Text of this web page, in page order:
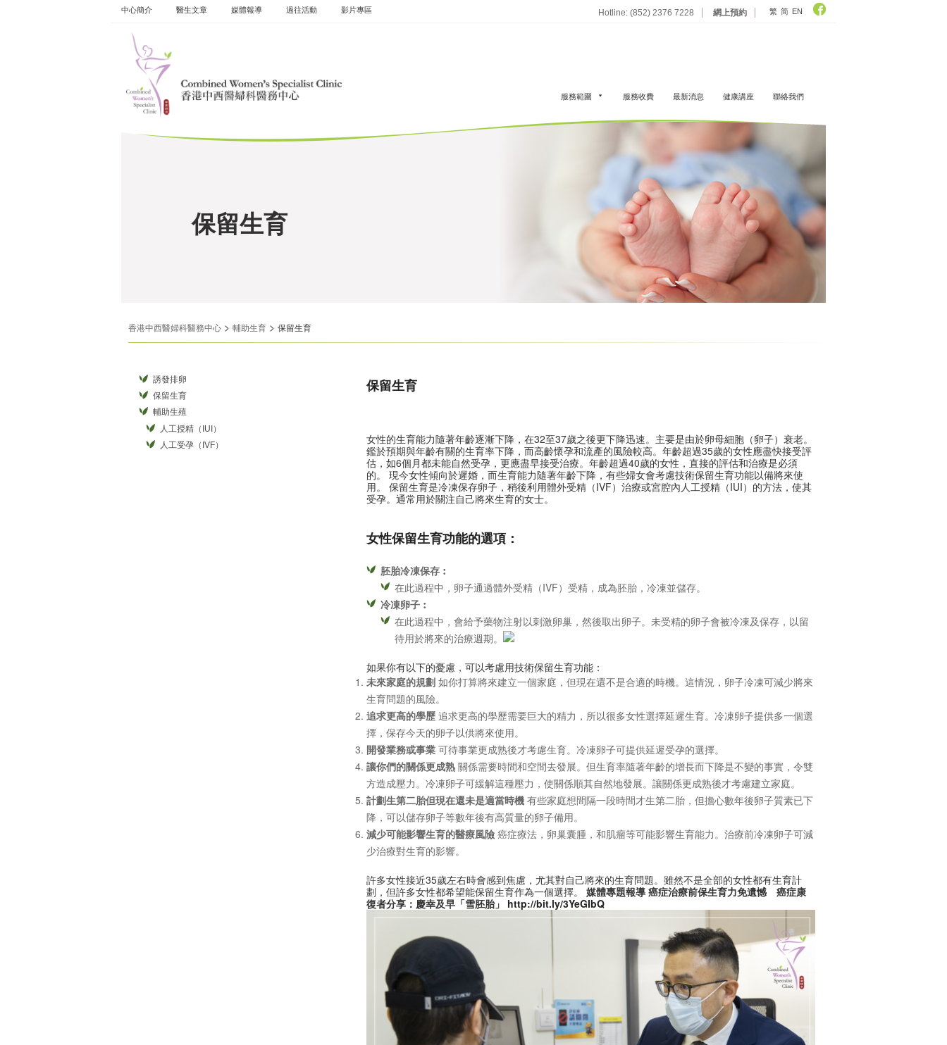
Skip
to
中心簡介 醫生文章 媒體報導 過往活動 影片專區 Hotline: (852) 2376 7228 網上預約 繁 简 EN
服務範圍 服務收費 最新消息 健康講座 聯絡我們
保留生育
香港中西醫婦科醫務中心 > 輔助生育 > 保留生育
誘發排卵
保留生育
輔助生殖
人工授精（IUI）
人工受孕（IVF）
保留生育
女性的生育能力隨著年齡逐漸下降，在32至37歲之後更下降迅速。主要是由於卵母細胞（卵子）衰老。
鑑於預期與年齡有關的生育率下降，而高齡懷孕和流產的風險較高。年齡超過35歲的女性應盡快接受評
估，如6個月都未能自然受孕，更應盡早接受治療。年齡超過40歲的女性，直接的評估和治療是必須
的。 現今女性傾向於遲婚，而生育能力隨著年齡下降，有些婦女會考慮技術保留生育功能以備將來使
用。 保留生育是冷凍保存卵子，稍後利用體外受精（IVF）治療或宮腔內人工授精（IUI）的方法，使其
受孕。通常用於關注自己將來生育的女士。
女性保留生育功能的選項：
胚胎冷凍保存︰
在此過程中，卵子通過體外受精（IVF）受精，成為胚胎，冷凍並儲存。
冷凍卵子︰
在此過程中，會給予藥物注射以刺激卵巢，然後取出卵子。未受精的卵子會被冷凍及保存，以留
待用於將來的治療週期。
如果你有以下的憂慮，可以考慮用技術保留生育功能：
未來家庭的規劃 如你打算將來建立一個家庭，但現在還不是合適的時機。這情況，卵子冷凍可減少將來
生育問題的風險。
追求更高的學歷 追求更高的學歷需要巨大的精力，所以很多女性選擇延遲生育。冷凍卵子提供多一個選
擇，保存今天的卵子以供將來使用。
開發業務或事業 可待事業更成熟後才考慮生育。冷凍卵子可提供延遲受孕的選擇。
讓你們的關係更成熟 關係需要時間和空間去發展。但生育率隨著年齡的增長而下降是不變的事實，令雙
方造成壓力。冷凍卵子可緩解這種壓力，使關係順其自然地發展。讓關係更成熟後才考慮建立家庭。
計劃生第二胎但現在還未是適當時機 有些家庭想間隔一段時間才生第二胎，但擔心數年後卵子質素已下
降，可以儲存卵子等數年後有高質量的卵子備用。
減少可能影響生育的醫療風險 癌症療法，卵巢囊腫，和肌瘤等可能影響生育能力。治療前冷凍卵子可減
少治療對生育的影響。
許多女性接近35歲左右時會感到焦慮，尤其對自己將來的生育問題。雖然不是全部的女性都有生育計
劃，但許多女性都希望能保留生育作為一個選擇。媒體專題報導癌症治療前保生育力免遺憾 癌症康
復者分享：慶幸及早「雪胚胎」 http://bit.ly/3YeGIbQ